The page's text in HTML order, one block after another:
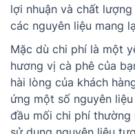
lợi nhuận và chất
các nguyên liệu mang
Mặc dù chi phí là một
hương vị cà phê của
hài lòng của khách
ứng một số nguyên
đầu mối chi phí thường